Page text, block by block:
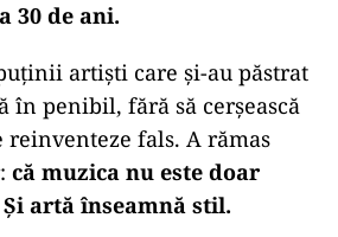
30 de ani.
artiști care și-au păstrat
în penibil, fără să cerșească
reinventeze fals. A rămas
că muzica nu este doar
artă înseamnă stil.